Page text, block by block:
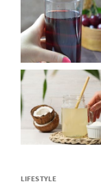
LIFESTYLE